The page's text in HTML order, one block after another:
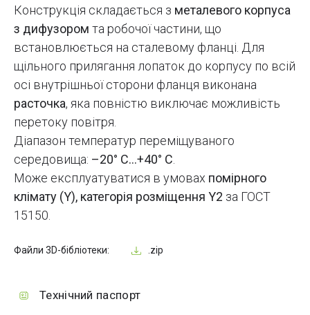
Конструкція складається з металевого корпуса
з дифузором та робочої частини, що
встановлюється на сталевому фланці. Для
щільного прилягання лопаток до корпусу по всій
осі внутрішньої сторони фланця виконана
расточка, яка повністю виключає можливість
перетоку повітря.
Діапазон температур переміщуваного
середовища: –20° С…+40° С
Може експлуатуватися в умовах помірного
клімату (Y), категорія розміщення Y2 за ГОСТ
15150.
Файли 3D-бібліотеки: .zip
Технічний паспорт